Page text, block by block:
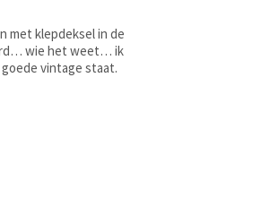
met klepdeksel in de
wie het weet… ik
vintage staat.